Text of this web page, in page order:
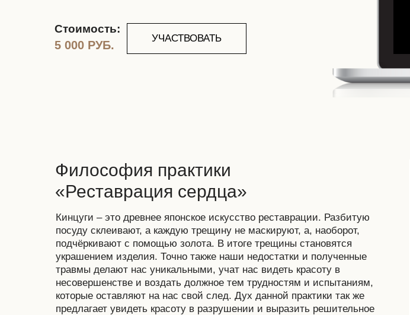
УЧАСТВОВАТЬ
5 000 РУБ.
Стоимость:
Философия практики
«Реставрация сердца»
Кинцуги – это древнее японское искусство реставрации. Разбитую
посуду склеивают, а каждую трещину не маскируют, а, наоборот,
подчёркивают с помощью золота. В итоге трещины становятся
украшением изделия. Точно также наши недостатки и полученные
травмы делают нас уникальными, учат нас видеть красоту в
несовершенстве и воздать должное тем трудностям и испытаниям,
которые оставляют на нас свой след. Дух данной практики так же
предлагает увидеть красоту в разрушении и выразить решительное